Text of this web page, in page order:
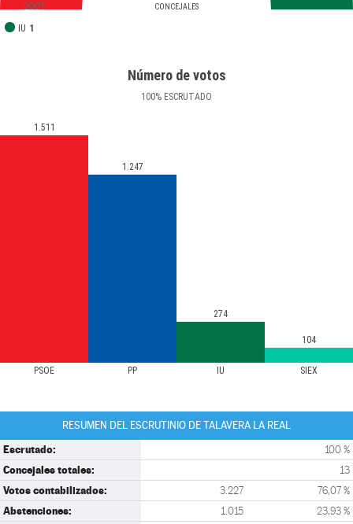
CONCEJALES
IU 1
2007
Número de votos
100% ESCRUTADO
PSOE PP IU SIEX
1.511
1.247
274
104
RESUMEN DEL ESCRUTINIO DE TALAVERA LA REAL
Escrutado: 100 %
Concejales totales: 13
Votos contabilizados: 3.227 76,07 %
Abstenciones: 1.015 23,93 %